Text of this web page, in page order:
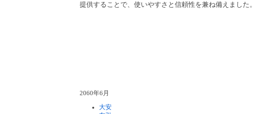
提供することで、使いやすさと信頼性を兼ね備えました。
2060年6月
大安